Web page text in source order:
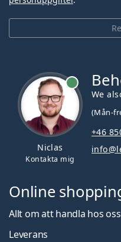
Niclas
Kontakta mig
We
(Mån-
+46
Online
Allt om att handla hos oss
Leverans